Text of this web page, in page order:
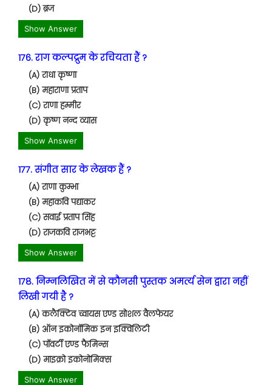
(D) ब्रज
Show Answer
176. राग कल्पद्रुम के रचियता हैं ?
(A) राधा कृष्णा
(B) महाराणा प्रताप
(C) राणा हम्मीर
(D) कृष्ण नन्द व्यास
Show Answer
177. संगीत सार के लेखक हैं ?
(A) राणा कुम्भा
(B) महाकवि पद्याकर
(C) सवाई प्रताप सिंह
(D) राजकवि राजभट्ट
Show Answer
178. निम्नलिखित में से कौनसी पुस्तक अमर्त्य सेन द्वारा नहीं
लिखी गयी है ?
(A) कलैक्टिव च्वायस एण्ड सोशल वैलफेयर
(B) ऑन इकोनॉमिक इन इक्विलिटी
(C) पॉवर्टी एण्ड फैमिन्स
(D) माइक्रो इकोनोमिक्स
Show Answer